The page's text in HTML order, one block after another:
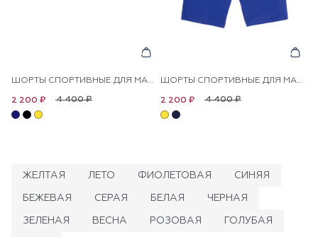
ШОРТЫ СПОРТИВНЫЕ ДЛЯ МАЛЬЧИКОВ
4 400 ₽
2 200 ₽
ШОРТЫ СПОРТИВНЫЕ ДЛЯ МАЛЬЧИКОВ
4 400 ₽
2 200 ₽
ЖЕЛТАЯ ЛЕТО ФИОЛЕТОВАЯ СИНЯЯ
БЕЖЕВАЯ СЕРАЯ БЕЛАЯ ЧЕРНАЯ
ЗЕЛЕНАЯ ВЕСНА РОЗОВАЯ ГОЛУБАЯ